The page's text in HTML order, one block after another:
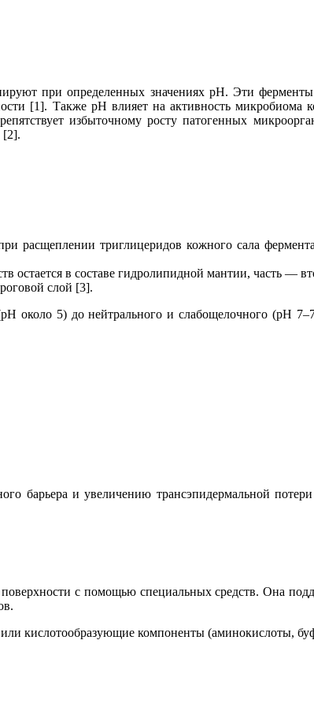
при определенных значениях pH. Эти
[1]. Также pH влияет на активность микробиома
избыточному росту патогенных
[2].
расщеплении триглицеридов кожного сала
в составе гидролипидной мантии, часть —
слой [3].
около 5) до нейтрального и слабощелочного (рН
барьера и увеличению трансэпидермальной
с помощью специальных средств. Она
кислотообразующие компоненты (аминокислоты,